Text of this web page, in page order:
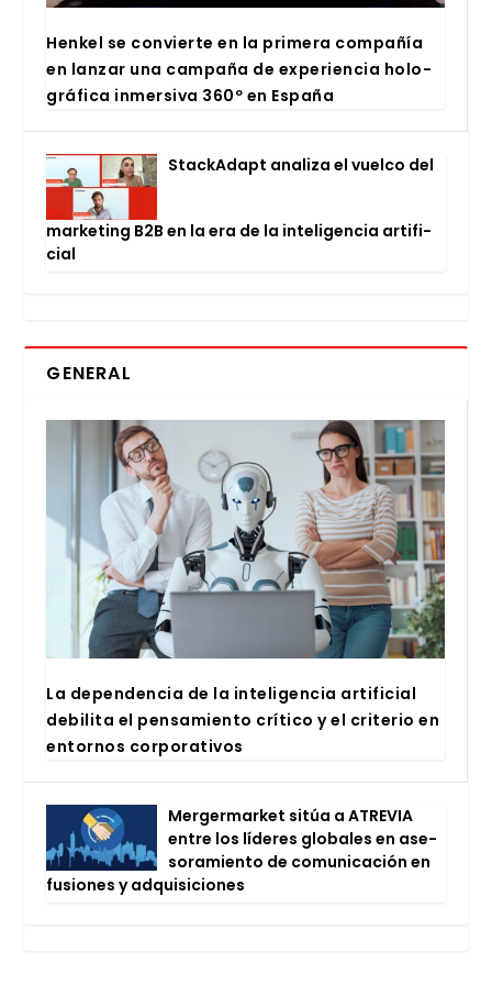
Hen­kel se con­vier­te en la pri­me­ra com­pa­ñía
en lan­zar una cam­pa­ña de expe­rien­cia holo­
grá­fi­ca inmer­si­va 360º en Espa­ña
Stac­kA­dapt ana­li­za el vuel­co del
mar­ke­ting B2B en la era de la inte­li­gen­cia arti­fi­
cial
GENERAL
La depen­den­cia de la inte­li­gen­cia arti­fi­cial
debi­li­ta el pen­sa­mien­to crí­ti­co y el cri­te­rio en
entor­nos cor­po­ra­ti­vos
Mer­ger­mar­ket sitúa a ATRE­VIA
entre los líde­res glo­ba­les en ase­
so­ra­mien­to de comu­ni­ca­ción en
fusio­nes y adqui­si­cio­nes